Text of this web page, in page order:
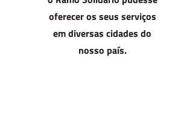
oferecer os seus serviços
em diversas cidades do
nosso país.